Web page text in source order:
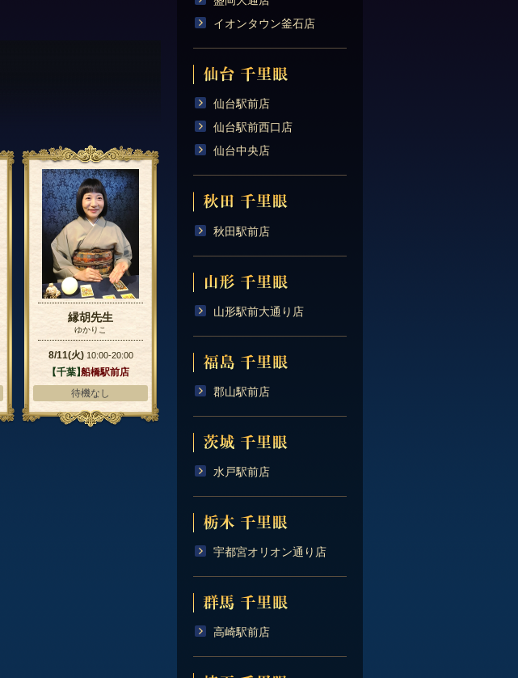
縁胡先生
ゆかりこ
8/11(火) 10:00-20:00
【千葉】船橋駅前店
待機なし
イオンタウン釜石店
仙台駅前店
仙台駅前西口店
仙台中央店
秋田駅前店
山形駅前大通り店
郡山駅前店
水戸駅前店
宇都宮オリオン通り店
高崎駅前店